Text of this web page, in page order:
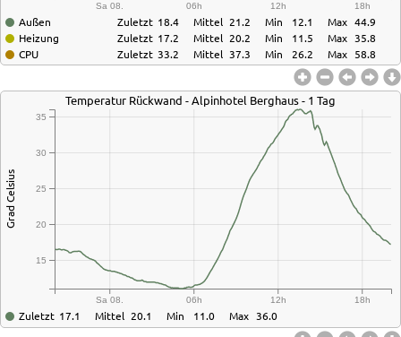
Sa 08. 06h 12h 18h
Außen
Heizung
CPU
Zuletzt
Zuletzt
Zuletzt
18.4
17.2
33.2
Mittel
Mittel
Mittel
21.2
20.2
37.3
Min
Min
Min
12.1
11.5
26.2
Max
Max
Max
44.9
35.8
58.8
Temperatur Rückwand - Alpinhotel Berghaus - 1 Tag
Sa 08. 06h 12h 18h
15
20
25
30
35
Grad Celsius
Zuletzt 17.1 Mittel 20.1 Min 11.0 Max 36.0